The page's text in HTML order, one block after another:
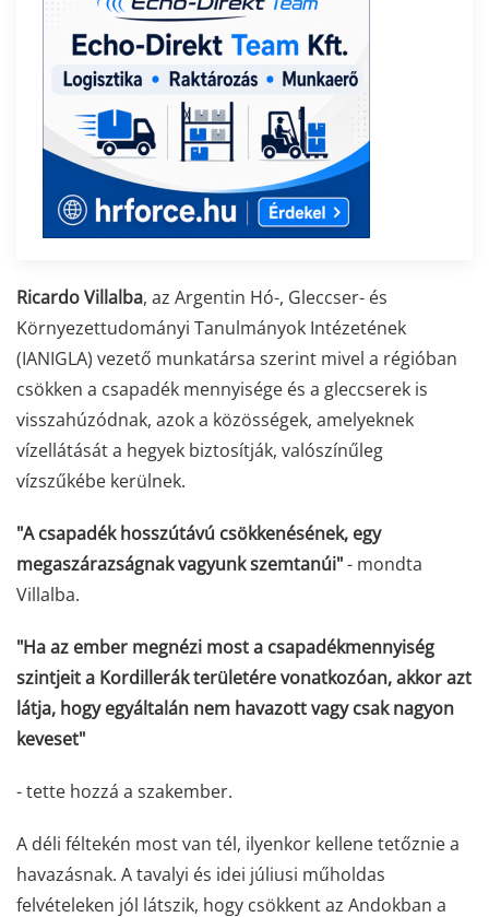
Ricardo Villalba, az Argentin Hó-, Gleccser- és
Környezettudományi Tanulmányok Intézetének
(IANIGLA) vezető munkatársa szerint mivel a régióban
csökken a csapadék mennyisége és a gleccserek is
visszahúzódnak, azok a közösségek, amelyeknek
vízellátását a hegyek biztosítják, valószínűleg
vízszűkébe kerülnek.
"A csapadék hosszútávú csökkenésének, egy
megaszárazságnak vagyunk szemtanúi"- mondta
Villalba.
"Ha az ember megnézi most a csapadékmennyiség
szintjeit a Kordillerák területére vonatkozóan, akkor azt
látja, hogy egyáltalán nem havazott vagy csak nagyon
keveset"
- tette hozzá a szakember.
A déli féltekén most van tél, ilyenkor kellene tetőznie a
havazásnak. A tavalyi és idei júliusi műholdas
felvételeken jól látszik, hogy csökkent az Andokban a